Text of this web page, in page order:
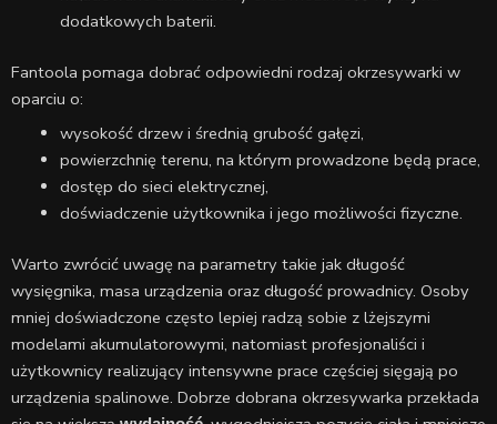
dodatkowych baterii.
Fantoola pomaga dobrać odpowiedni rodzaj okrzesywarki w
oparciu o:
wysokość drzew i średnią grubość gałęzi,
powierzchnię terenu, na którym prowadzone będą prace,
dostęp do sieci elektrycznej,
doświadczenie użytkownika i jego możliwości fizyczne.
Warto zwrócić uwagę na parametry takie jak długość
wysięgnika, masa urządzenia oraz długość prowadnicy. Osoby
mniej doświadczone często lepiej radzą sobie z lżejszymi
modelami akumulatorowymi, natomiast profesjonaliści i
użytkownicy realizujący intensywne prace częściej sięgają po
urządzenia spalinowe. Dobrze dobrana okrzesywarka przekłada